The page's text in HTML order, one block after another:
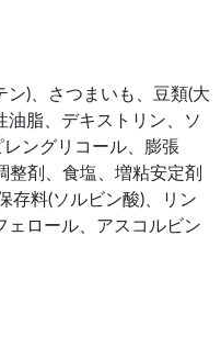
ン)、さつまいも、豆類(大
油脂、デキストリン、ソ
ングリコール、膨張
整剤、食塩、増粘安定剤
存料(ソルビン酸)、リン
ェロール、アスコルビン